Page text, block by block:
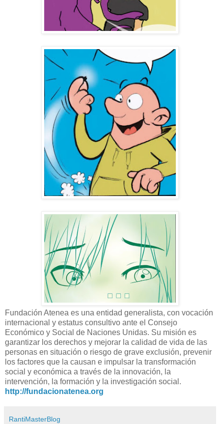
Fundación Atenea es una entidad generalista, con vocación
internacional y estatus consultivo ante el Consejo
Económico y Social de Naciones Unidas. Su misión es
garantizar los derechos y mejorar la calidad de vida de las
personas en situación o riesgo de grave exclusión, prevenir
los factores que la causan e impulsar la transformación
social y económica a través de la innovación, la
intervención, la formación y la investigación social.
http://fundacionatenea.org
RantiMasterBlog